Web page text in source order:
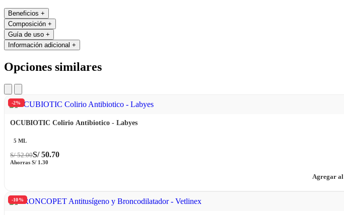
Beneficios +
Composición +
Guía de uso +
Información adicional +
Opciones similares
-2%
OCUBIOTIC Colirio Antibiotico - Labyes
5 ML
S/52.00S/50.70
Ahorras S/ 1.30
Agregar
-10%